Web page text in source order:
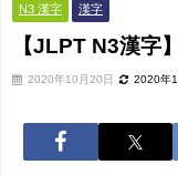
N3 漢字 漢字
【JLPT N3漢字
2020年10月20日 2020年